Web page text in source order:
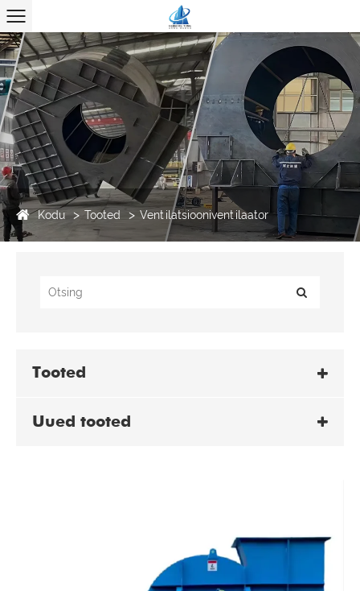
Kodu Tooted Ventilatsiooniventilaator
Tooted
Uued tooted